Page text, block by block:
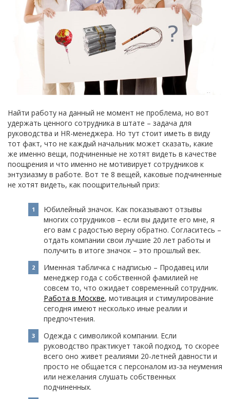
Найти работу на данный не момент не проблема, но вот
удержать ценного сотрудника в штате – задача для
руководства и HR-менеджера. Но тут стоит иметь в виду
тот факт, что не каждый начальник может сказать, какие
же именно вещи, подчиненные не хотят видеть в качестве
поощрения и что именно не мотивирует сотрудников к
энтузиазму в работе. Вот те 8 вещей, каковые подчиненные
не хотят видеть, как поощрительный приз:
Юбилейный значок. Как показывают отзывы
многих сотрудников – если вы дадите его мне, я
его вам с радостью верну обратно. Согласитесь –
отдать компании свои лучшие 20 лет работы и
получить в итоге значок – это прошлый век.
Именная табличка с надписью – Продавец или
менеджер года с собственной фамилией не
совсем то, что ожидает современный сотрудник.
Работа в Москве, мотивация и стимулирование
сегодня имеют несколько иные реалии и
предпочтения.
Одежда с символикой компании. Если
руководство практикует такой подход, то скорее
всего оно живет реалиями 20-летней давности и
просто не общается с персоналом из-за неумения
или нежелания слушать собственных
подчиненных.